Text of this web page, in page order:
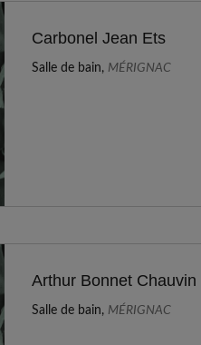
Carbonel Jean Ets
Salle de bain, MÉRIGNAC
Arthur Bonnet
Salle de bain, MÉRIGNAC